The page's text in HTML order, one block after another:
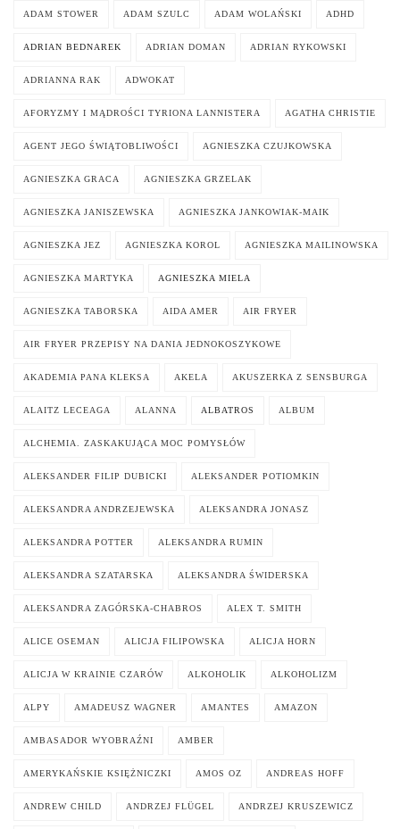
ADAM STOWER ADAM SZULC ADAM WOLAŃSKI ADHD
ADRIAN BEDNAREK ADRIAN DOMAN ADRIAN RYKOWSKI
ADRIANNA RAK ADWOKAT
AFORYZMY I MĄDROŚCI TYRIONA LANNISTERA AGATHA CHRISTIE
AGENT JEGO ŚWIĄTOBLIWOŚCI AGNIESZKA CZUJKOWSKA
AGNIESZKA GRACA AGNIESZKA GRZELAK
AGNIESZKA JANISZEWSKA AGNIESZKA JANKOWIAK-MAIK
AGNIESZKA JEZ AGNIESZKA KOROL AGNIESZKA MAILINOWSKA
AGNIESZKA MARTYKA AGNIESZKA MIELA
AGNIESZKA TABORSKA AIDA AMER AIR FRYER
AIR FRYER PRZEPISY NA DANIA JEDNOKOSZYKOWE
AKADEMIA PANA KLEKSA AKELA AKUSZERKA Z SENSBURGA
ALAITZ LECEAGA ALANNA ALBATROS ALBUM
ALCHEMIA. ZASKAKUJĄCA MOC POMYSŁÓW
ALEKSANDER FILIP DUBICKI ALEKSANDER POTIOMKIN
ALEKSANDRA ANDRZEJEWSKA ALEKSANDRA JONASZ
ALEKSANDRA POTTER ALEKSANDRA RUMIN
ALEKSANDRA SZATARSKA ALEKSANDRA ŚWIDERSKA
ALEKSANDRA ZAGÓRSKA-CHABROS ALEX T. SMITH
ALICE OSEMAN ALICJA FILIPOWSKA ALICJA HORN
ALICJA W KRAINIE CZARÓW ALKOHOLIK ALKOHOLIZM
ALPY AMADEUSZ WAGNER AMANTES AMAZON
AMBASADOR WYOBRAŹNI AMBER
AMERYKAŃSKIE KSIĘŻNICZKI AMOS OZ ANDREAS HOFF
ANDREW CHILD ANDRZEJ FLÜGEL ANDRZEJ KRUSZEWICZ